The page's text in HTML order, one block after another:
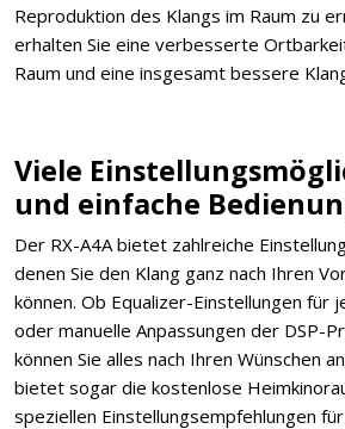
Reproduktion des Klangs im Raum zu
erhalten Sie eine verbesserte
Raum und eine insgesamt bessere
Viele
und einfache
Der RX-A4A bietet zahlreiche
denen Sie den Klang ganz nach Ihren
können. Ob Equalizer-Einstellungen für
oder manuelle Anpassungen der DSP-
können Sie alles nach Ihren Wünschen
bietet sogar die kostenlose
speziellen Einstellungsempfehlungen